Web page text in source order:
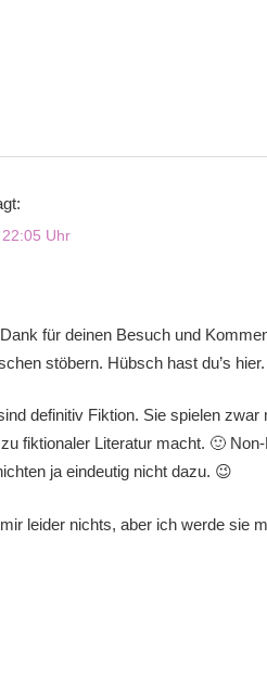
Uhr
für deinen Besuch und
stöbern. Hübsch hast du’s hier.
definitiv Fiktion. Sie spielen
fiktionaler Literatur macht. 🙂
ja eindeutig nicht dazu. 😉
leider nichts, aber ich werde sie